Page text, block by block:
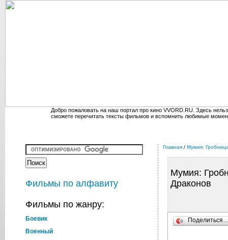
Добро пожаловать на наш портал про кино VVORD.RU. Здесь
сможете перечитать тексты фильмов и вспомнить любимые
Фильмы по алфавиту
Фильмы по жанру:
Боевик
Военный
Главная / Мумия:
Мумия:
Драконов